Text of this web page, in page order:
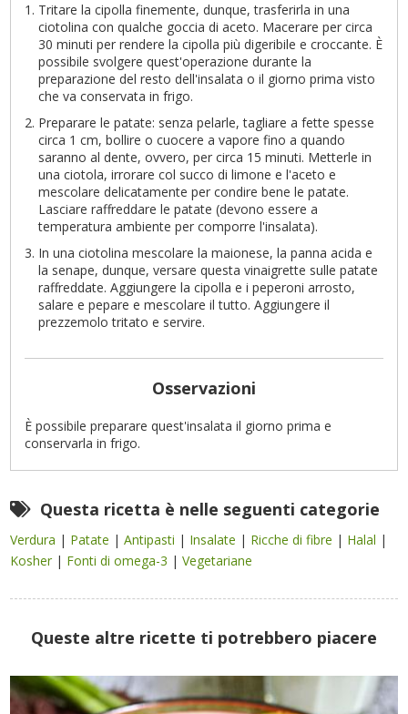
Tritare la cipolla finemente, dunque, trasferirla in una
ciotolina con qualche goccia di aceto. Macerare per circa
30 minuti per rendere la cipolla più digeribile e croccante. È
possibile svolgere quest'operazione durante la
preparazione del resto dell'insalata o il giorno prima visto
che va conservata in frigo.
Preparare le patate: senza pelarle, tagliare a fette spesse
circa 1 cm, bollire o cuocere a vapore fino a quando
saranno al dente, ovvero, per circa 15 minuti. Metterle in
una ciotola, irrorare col succo di limone e l'aceto e
mescolare delicatamente per condire bene le patate.
Lasciare raffreddare le patate (devono essere a
temperatura ambiente per comporre l'insalata).
In una ciotolina mescolare la maionese, la panna acida e
la senape, dunque, versare questa vinaigrette sulle patate
raffreddate. Aggiungere la cipolla e i peperoni arrosto,
salare e pepare e mescolare il tutto. Aggiungere il
prezzemolo tritato e servire.
Osservazioni
È possibile preparare quest'insalata il giorno prima e
conservarla in frigo.
Questa ricetta è nelle seguenti categorie
Verdura | Patate |Antipasti | Insalate | Ricche di fibre | Halal |
Kosher | Fonti di omega-3 |Vegetariane
Queste altre ricette ti potrebbero piacere